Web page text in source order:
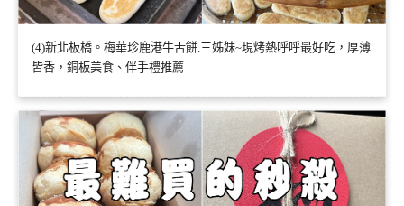
(4)新北板橋。梅華珍鹿港牛舌餅.三姊妹~現烤熱呼呼最好吃，厚薄
皆香，銅板美食、伴手禮推薦